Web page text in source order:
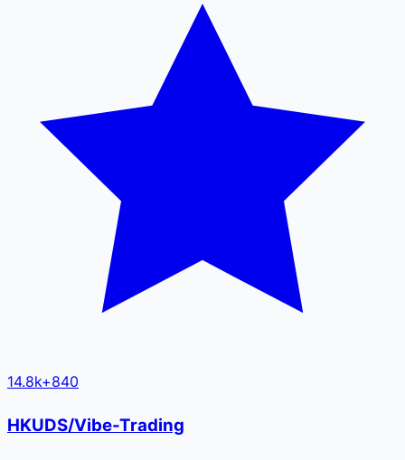
14.8k+840
HKUDS/Vibe-Trading